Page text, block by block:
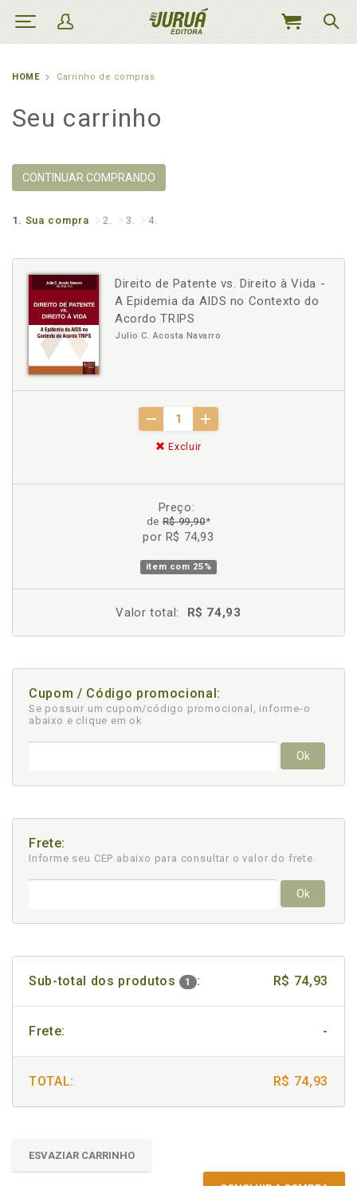
MEU
HOME Carrinho de compras
Seu carrinho
CONTINUAR COMPRANDO
1. Sua compra 2. 3. 4.
Direito de Patente vs. Direito à Vida -
A Epidemia da AIDS no Contexto do
Acordo TRIPS
Julio C. Acosta Navarro
Excluir
Preço:
deR$ 99,90*
por R$ 74,93
item com 25%
Valor total: R$ 74,93
Cupom / Código promocional:
Se possuir um cupom/código promocional, informe-o
abaixo e clique em ok
Ok
Frete:
Informe seu CEP abaixo para consultar o valor do frete.
Ok
Sub-total dos produtos 1 : R$ 74,93
Frete: -
TOTAL: R$ 74,93
ESVAZIAR CARRINHO